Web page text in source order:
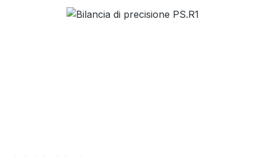
Salta la galleria di immagini